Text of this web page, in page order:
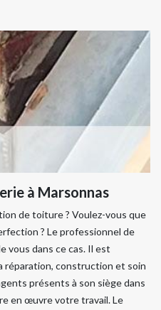
à Marsonnas
de toiture ? Voulez-vous que
? Le professionnel de
vous dans ce cas. Il est
réparation, construction et soin
présents à son siège dans
en œuvre votre travail. Le